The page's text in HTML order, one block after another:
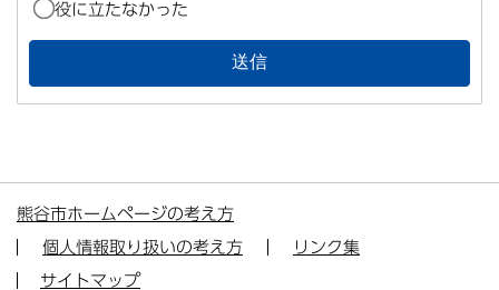
役に立たなかった
熊谷市ホームページの考え方
個人情報取り扱いの考え方
リンク集
サイトマップ